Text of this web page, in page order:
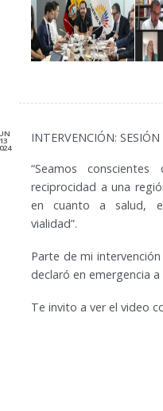
13 INTERVENCIÓN:
“Seamos
reciprocidad a una
en cuanto a salud,
vialidad”.
Parte de mi
declaró en emergencia
Te invito a ver el video